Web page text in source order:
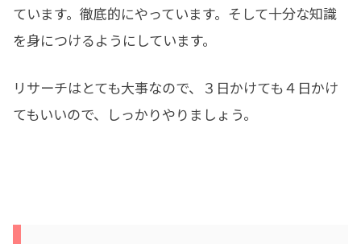
ています。徹底的にやっています。そして十分な知識
を身につけるようにしています。
リサーチはとても大事なので、３日かけても４日かけ
てもいいので、しっかりやりましょう。